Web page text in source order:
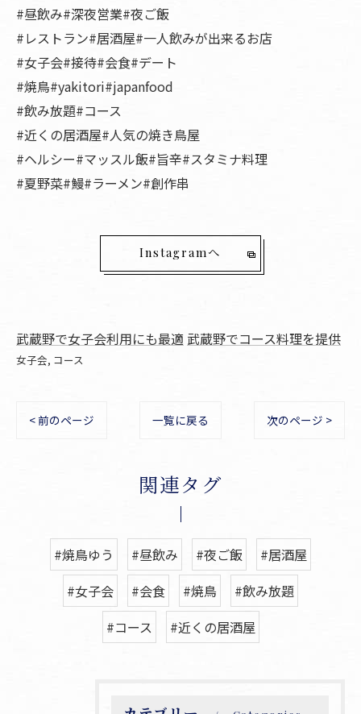
#昼飲み#深夜営業#夜ご飯
#レストラン#居酒屋#一人飲みが出来るお店
#女子会#接待#会食#デート
#焼鳥#yakitori#japanfood
#飲み放題#コース
#近くの居酒屋#人気の焼き鳥屋
#ヘルシー#マッスル飯#旨辛#スタミナ料理
#夏野菜#鰻#ラーメン#創作串
Instagramへ
武蔵野で女子会利用にも最適 武蔵野でコース料理を提供
女子会 コース
< 前のページ 一覧に戻る 次のページ >
関連タグ
#焼鳥ゆう #昼飲み #夜ご飯
#居酒屋
#女子会
#会食 #焼鳥
#飲み放題
#コース
#近くの居酒屋